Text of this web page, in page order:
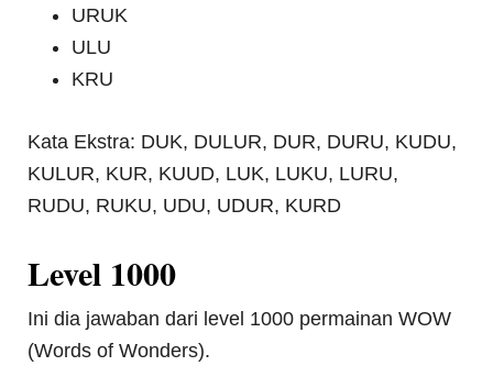
URUK
ULU
KRU
Kata Ekstra: DUK, DULUR, DUR, DURU, KUDU,
KULUR, KUR, KUUD, LUK, LUKU, LURU,
RUDU, RUKU, UDU, UDUR, KURD
Level 1000
Ini dia jawaban dari level 1000 permainan WOW
(Words of Wonders).